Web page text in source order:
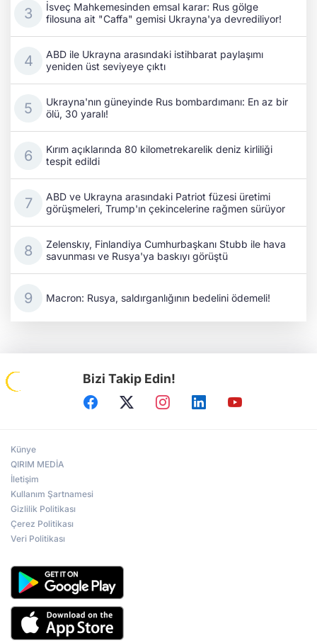
İsveç Mahkemesinden emsal karar: Rus gölge
filosuna ait "Caffa" gemisi Ukrayna'ya devrediliyor!
ABD ile Ukrayna arasındaki istihbarat paylaşımı
yeniden üst seviyeye çıktı
Ukrayna'nın güneyinde Rus bombardımanı: En az bir
ölü, 30 yaralı!
Kırım açıklarında 80 kilometrekarelik deniz kirliliği
tespit edildi
ABD ve Ukrayna arasındaki Patriot füzesi üretimi
görüşmeleri, Trump'ın çekincelerine rağmen sürüyor
Zelenskıy, Finlandiya Cumhurbaşkanı Stubb ile hava
savunması ve Rusya'ya baskıyı görüştü
Macron: Rusya, saldırganlığının bedelini ödemeli!
Bizi Takip Edin!
Künye
QIRIM MEDİA
İletişim
Kullanım Şartnamesi
Gizlilik Politikası
Çerez Politikası
Veri Politikası